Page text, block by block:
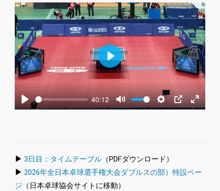
Play
40:12
Mute Settings
PIP Enter
Play
▶ 3日目：タイムテーブル （PDFダウンロード）
▶ 2026年全日本卓球選手権大会ダブルスの部）特設ペー
ジ （日本卓球協会サイトに移動）